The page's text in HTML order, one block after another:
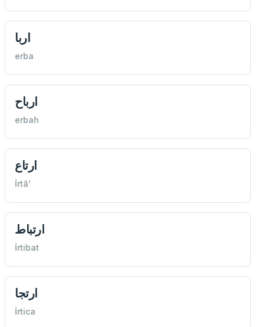
اربا
erba
ارباح
erbah
ارتاع
İrtâ'
ارتباط
İrtibat
ارتجا
İrtica